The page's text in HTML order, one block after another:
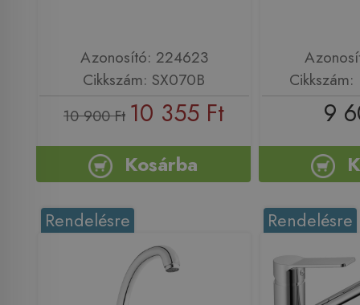
Azonosító: 224623
Cikkszám: SX070B
10 900 Ft 10 355 Ft
Kosárba
9
Rendelésre Rendelésre